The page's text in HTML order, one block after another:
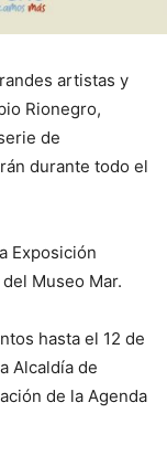
artistas y
Rionegro,
de
durante todo el
Exposición
Museo Mar.
hasta el 12 de
Alcaldía de
de la Agenda